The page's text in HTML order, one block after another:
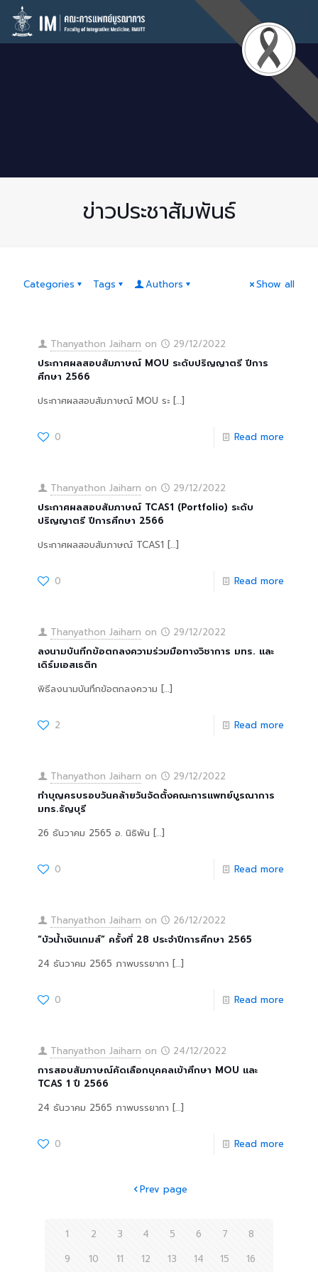
ข่าวประชาสัมพันธ์
Categories Tags Authors Show all
Thanyathon Jaiharn on
29/12/2022
ประกาศผลสอบสัมภาษณ์ MOU ระดับปริญญาตรี ปีการ
ศึกษา 2566
ประกาศผลสอบสัมภาษณ์ MOU ระ […]
0 Read more
Thanyathon Jaiharn on
29/12/2022
ประกาศผลสอบสัมภาษณ์ TCAS1 (Portfolio) ระดับ
ปริญญาตรี ปีการศึกษา 2566
ประกาศผลสอบสัมภาษณ์ TCAS1 […]
0 Read more
Thanyathon Jaiharn on
29/12/2022
ลงนามบันทึกข้อตกลงความร่วมมือทางวิชาการ มทร. และ
เดิร์มเอสเธติก
พิธีลงนามบันทึกข้อตกลงความ […]
2 Read more
Thanyathon Jaiharn on
29/12/2022
ทำบุญครบรอบวันคล้ายวันจัดตั้งคณะการแพทย์บูรณาการ
มทร.ธัญบุรี
26 ธันวาคม 2565 อ. นิธิพัน […]
0 Read more
Thanyathon Jaiharn on
26/12/2022
“บัวน้ำเงินเกมส์” ครั้งที่ 28 ประจำปีการศึกษา 2565
24 ธันวาคม 2565 ภาพบรรยากา […]
0 Read more
Thanyathon Jaiharn on
24/12/2022
การสอบสัมภาษณ์คัดเลือกบุคคลเข้าศึกษา MOU และ
TCAS 1 ปึ 2566
24 ธันวาคม 2565 ภาพบรรยากา […]
0 Read more
Prev page
1 2 3 4 5 6 7
8
9
10 11 12 13 14 15 16